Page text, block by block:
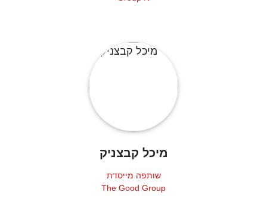
מיכל קבצניק
שותפה מייסדת
The Good Group